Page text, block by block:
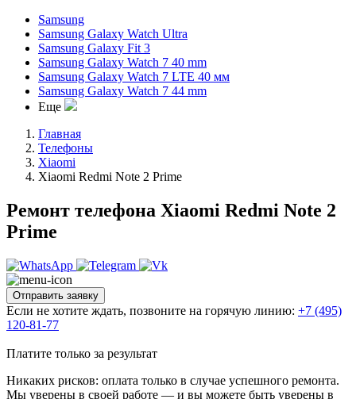
Samsung
Samsung Galaxy Watch Ultra
Samsung Galaxy Fit 3
Samsung Galaxy Watch 7 40 mm
Samsung Galaxy Watch 7 LTE 40 мм
Samsung Galaxy Watch 7 44 mm
Еще
Главная
Телефоны
Xiaomi
Xiaomi Redmi Note 2 Prime
Ремонт телефона Xiaomi Redmi Note 2
Prime
Отправить заявку
Если не хотите ждать, позвоните на горячую линию: +7 (495)
120-81-77
Платите только за результат
Никаких рисков: оплата только в случае успешного ремонта.
Мы уверены в своей работе — и вы можете быть уверены в